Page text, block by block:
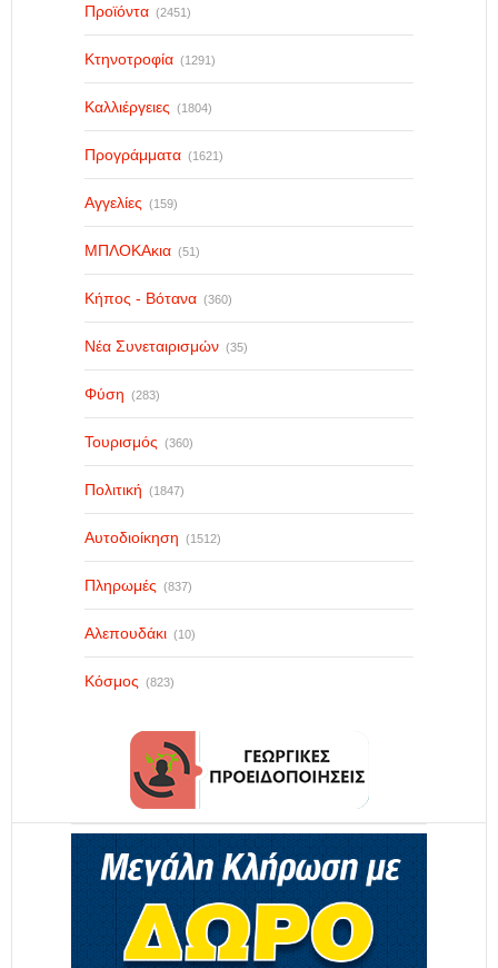
Προϊόντα (2451)
Κτηνοτροφία (1291)
Καλλιέργειες (1804)
Προγράμματα (1621)
Αγγελίες (159)
ΜΠΛΟΚΑκια (51)
Κήπος - Βότανα (360)
Νέα Συνεταιρισμών (35)
Φύση (283)
Τουρισμός (360)
Πολιτική (1847)
Αυτοδιοίκηση (1512)
Πληρωμές (837)
Αλεπουδάκι (10)
Κόσμος (823)